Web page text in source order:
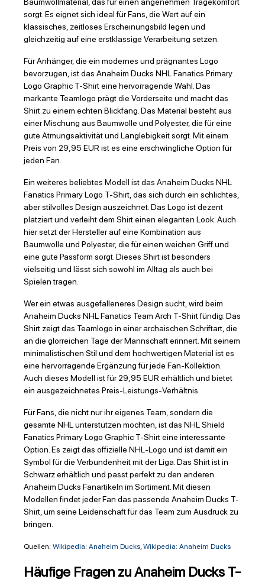
Baumwollmaterial, das für einen angenehmen Tragekomfort
sorgt. Es eignet sich ideal für Fans, die Wert auf ein
klassisches, zeitloses Erscheinungsbild legen und
gleichzeitig auf eine erstklassige Verarbeitung setzen.
Für Anhänger, die ein modernes und prägnantes Logo
bevorzugen, ist das Anaheim Ducks NHL Fanatics Primary
Logo Graphic T-Shirt eine hervorragende Wahl. Das
markante Teamlogo prägt die Vorderseite und macht das
Shirt zu einem echten Blickfang. Das Material besteht aus
einer Mischung aus Baumwolle und Polyester, die für eine
gute Atmungsaktivität und Langlebigkeit sorgt. Mit einem
Preis von 29,95 EUR ist es eine erschwingliche Option für
jeden Fan.
Ein weiteres beliebtes Modell ist das Anaheim Ducks NHL
Fanatics Primary Logo T-Shirt, das sich durch ein schlichtes,
aber stilvolles Design auszeichnet. Das Logo ist dezent
platziert und verleiht dem Shirt einen eleganten Look. Auch
hier setzt der Hersteller auf eine Kombination aus
Baumwolle und Polyester, die für einen weichen Griff und
eine gute Passform sorgt. Dieses Shirt ist besonders
vielseitig und lässt sich sowohl im Alltag als auch bei
Spielen tragen.
Wer ein etwas ausgefalleneres Design sucht, wird beim
Anaheim Ducks NHL Fanatics Team Arch T-Shirt fündig. Das
Shirt zeigt das Teamlogo in einer archaischen Schriftart, die
an die glorreichen Tage der Mannschaft erinnert. Mit seinem
minimalistischen Stil und dem hochwertigen Material ist es
eine hervorragende Ergänzung für jede Fan-Kollektion.
Auch dieses Modell ist für 29,95 EUR erhältlich und bietet
ein ausgezeichnetes Preis-Leistungs-Verhältnis.
Für Fans, die nicht nur ihr eigenes Team, sondern die
gesamte NHL unterstützen möchten, ist das NHL Shield
Fanatics Primary Logo Graphic T-Shirt eine interessante
Option. Es zeigt das offizielle NHL-Logo und ist damit ein
Symbol für die Verbundenheit mit der Liga. Das Shirt ist in
Schwarz erhältlich und passt perfekt zu den anderen
Anaheim Ducks Fanartikeln im Sortiment. Mit diesen
Modellen findet jeder Fan das passende Anaheim Ducks T-
Shirt, um seine Leidenschaft für das Team zum Ausdruck zu
bringen.
Quellen: Wikipedia: Anaheim Ducks, Wikipedia: Anaheim Ducks
Häufige Fragen zu Anaheim Ducks T-